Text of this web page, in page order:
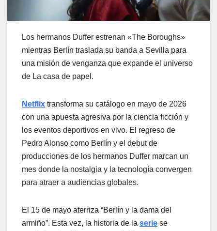
Los hermanos Duffer estrenan «The Boroughs»
mientras Berlín traslada su banda a Sevilla para
una misión de venganza que expande el universo
de La casa de papel.
Netflix transforma su catálogo en mayo de 2026
con una apuesta agresiva por la ciencia ficción y
los eventos deportivos en vivo. El regreso de
Pedro Alonso como Berlín y el debut de
producciones de los hermanos Duffer marcan un
mes donde la nostalgia y la tecnología convergen
para atraer a audiencias globales.
El 15 de mayo aterriza “Berlín y la dama del
armiño”. Esta vez, la historia de la serie se